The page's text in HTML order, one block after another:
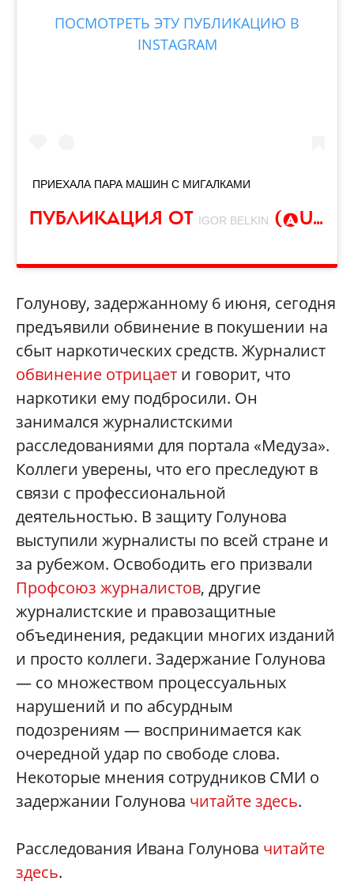
ПОСМОТРЕТЬ ЭТУ ПУБЛИКАЦИЮ В
INSTAGRAM
ПРИЕХАЛА ПАРА МАШИН С МИГАЛКАМИ
ПУБЛИКАЦИЯ ОТ IGOR BELKIN (@USERPIG)
Голунову, задержанному 6 июня, сегодня
предъявили обвинение в покушении на
сбыт наркотических средств. Журналист
обвинение отрицает и говорит, что
наркотики ему подбросили. Он
занимался журналистскими
расследованиями для портала «Медуза».
Коллеги уверены, что его преследуют в
связи с профессиональной
деятельностью. В защиту Голунова
выступили журналисты по всей стране и
за рубежом. Освободить его призвали
Профсоюз журналистов, другие
журналистские и правозащитные
объединения, редакции многих изданий
и просто коллеги. Задержание Голунова
— со множеством процессуальных
нарушений и по абсурдным
подозрениям — воспринимается как
очередной удар по свободе слова.
Некоторые мнения сотрудников СМИ о
задержании Голунова читайте здесь.
Расследования Ивана Голунова читайте
здесь.